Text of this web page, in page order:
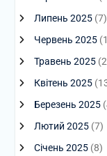
Липень 2025(7)
Червень 2025
Травень 2025
Квітень 2025
Березень 2025
Лютий 2025(7)
Січень 2025(8)